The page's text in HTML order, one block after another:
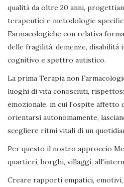
qualità da oltre 20 anni,
terapeutici e metodologie
Farmacologiche con relativa
delle fragilità, demenze, disabilità
cognitivo e spettro autistico.
La prima Terapia non
luoghi di vita conosciuti,
emozionale, in cui l'ospite affetto
orientarsi autonomamente,
scegliere ritmi vitali di un
Per questo il nostro approccio
quartieri, borghi, villaggi,
Creare rapporti empatici, emotivi,